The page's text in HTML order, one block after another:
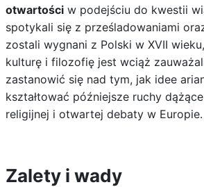
otwartościw podejściu do kwestii
spotykali się z prześladowaniami
zostali wygnani z Polski w XVII
kulturę i filozofię jest wciąż
zastanowić się nad tym, jak idee
kształtować późniejsze ruchy
religijnej i otwartej debaty w Europie.
Zalety i wady